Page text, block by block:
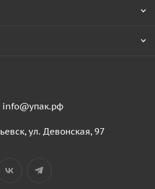
info@упак.рф
ул. Девонская, 97